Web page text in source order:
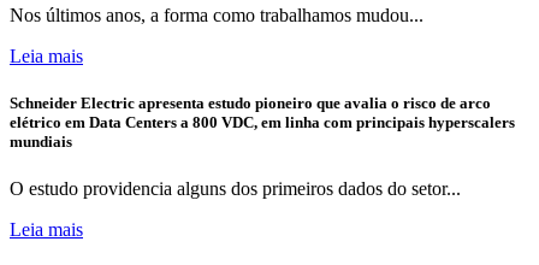
Nos últimos anos, a forma como trabalhamos mudou...
Leia mais
Schneider Electric apresenta estudo pioneiro que avalia o risco de arco
elétrico em Data Centers a 800 VDC, em linha com principais hyperscalers
mundiais
O estudo providencia alguns dos primeiros dados do setor...
Leia mais